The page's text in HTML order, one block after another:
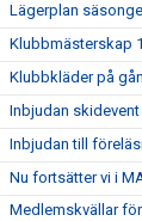
Lägerplan
Klubbmästerskap
Klubbkläder på
Inbjudan
Inbjudan till
Nu fortsätter vi i
Medlemskvällar